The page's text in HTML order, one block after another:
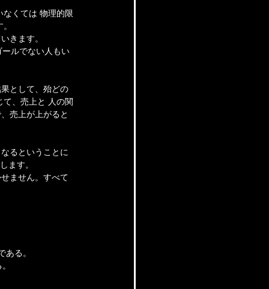
なくては 物理的限
きます。
ルでない人もい
として、殆どの
て、売上と 人の関
売上が上がると
るということに
ます。
ません。すべて
る。